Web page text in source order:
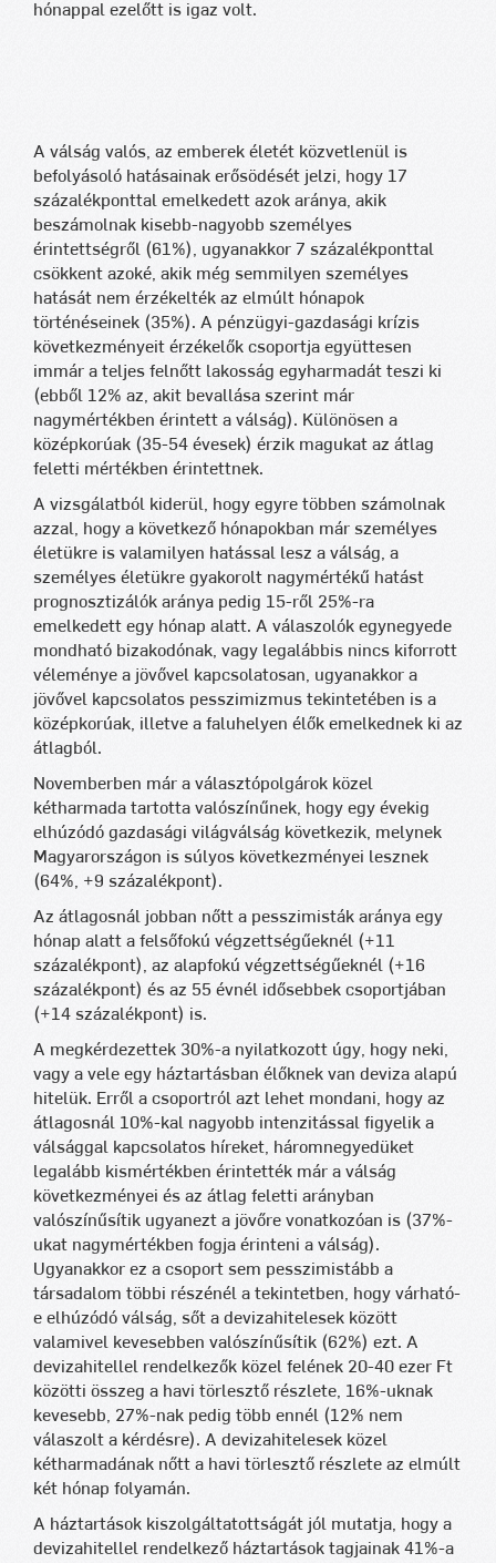
hónappal ezelőtt is igaz volt.
A válság valós, az emberek életét közvetlenül is
befolyásoló hatásainak erősödését jelzi, hogy 17
százalékponttal emelkedett azok aránya, akik
beszámolnak kisebb-nagyobb személyes
érintettségről (61%), ugyanakkor 7 százalékponttal
csökkent azoké, akik még semmilyen személyes
hatását nem érzékelték az elmúlt hónapok
történéseinek (35%). A pénzügyi-gazdasági krízis
következményeit érzékelők csoportja együttesen
immár a teljes felnőtt lakosság egyharmadát teszi ki
(ebből 12% az, akit bevallása szerint már
nagymértékben érintett a válság). Különösen a
középkorúak (35-54 évesek) érzik magukat az átlag
feletti mértékben érintettnek.
A vizsgálatból kiderül, hogy egyre többen számolnak
azzal, hogy a következő hónapokban már személyes
életükre is valamilyen hatással lesz a válság, a
személyes életükre gyakorolt nagymértékű hatást
prognosztizálók aránya pedig 15-ről 25%-ra
emelkedett egy hónap alatt. A válaszolók egynegyede
mondható bizakodónak, vagy legalábbis nincs kiforrott
véleménye a jövővel kapcsolatosan, ugyanakkor a
jövővel kapcsolatos pesszimizmus tekintetében is a
középkorúak, illetve a faluhelyen élők emelkednek ki az
átlagból.
Novemberben már a választópolgárok közel
kétharmada tartotta valószínűnek, hogy egy évekig
elhúzódó gazdasági világválság következik, melynek
Magyarországon is súlyos következményei lesznek
(64%, +9 százalékpont).
Az átlagosnál jobban nőtt a pesszimisták aránya egy
hónap alatt a felsőfokú végzettségűeknél (+11
százalékpont), az alapfokú végzettségűeknél (+16
százalékpont) és az 55 évnél idősebbek csoportjában
(+14 százalékpont) is.
A megkérdezettek 30%-a nyilatkozott úgy, hogy neki,
vagy a vele egy háztartásban élőknek van deviza alapú
hitelük. Erről a csoportról azt lehet mondani, hogy az
átlagosnál 10%-kal nagyobb intenzitással figyelik a
válsággal kapcsolatos híreket, háromnegyedüket
legalább kismértékben érintették már a válság
következményei és az átlag feletti arányban
valószínűsítik ugyanezt a jövőre vonatkozóan is (37%-
ukat nagymértékben fogja érinteni a válság).
Ugyanakkor ez a csoport sem pesszimistább a
társadalom többi részénél a tekintetben, hogy várható-
e elhúzódó válság, sőt a devizahitelesek között
valamivel kevesebben valószínűsítik (62%) ezt. A
devizahitellel rendelkezők közel felének 20-40 ezer Ft
közötti összeg a havi törlesztő részlete, 16%-uknak
kevesebb, 27%-nak pedig több ennél (12% nem
válaszolt a kérdésre). A devizahitelesek közel
kétharmadának nőtt a havi törlesztő részlete az elmúlt
két hónap folyamán.
A háztartások kiszolgáltatottságát jól mutatja, hogy a
devizahitellel rendelkező háztartások tagjainak 41%-a